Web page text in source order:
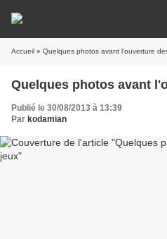
Accueil » Quelques photos avant l'ouverture
Quelques photos avant
Publié le 30/08/2013 à 13:39
Par kodamian